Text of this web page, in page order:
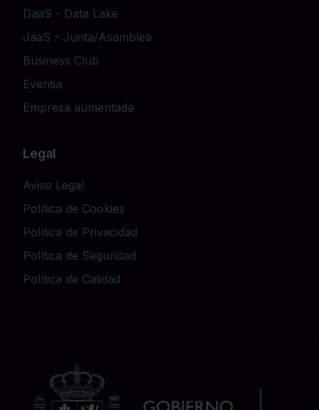
DaaS - Data Lake
JaaS - Junta/Asamblea
Business Club
Eventia
Empresa aumentada
Legal
Aviso Legal
Política de Cookies
Política de Privacidad
Política de Seguridad
Política de Calidad